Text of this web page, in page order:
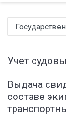
Учет
Выдача
составе